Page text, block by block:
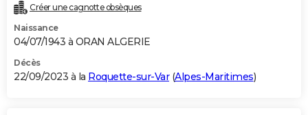
Créer une cagnotte obsèques
Naissance
04/07/1943 à ORAN ALGERIE
Décès
22/09/2023 à la Roquette-sur-Var(Alpes-Maritimes)